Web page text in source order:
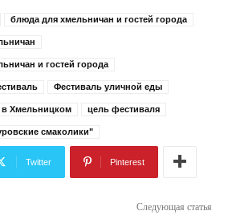
блюда для хмельничан и гостей города
и гостей города
Фестиваль уличной еды
в Хмельницком цель фестиваля
смаколики"
Twitter Pinterest
Следующая статья